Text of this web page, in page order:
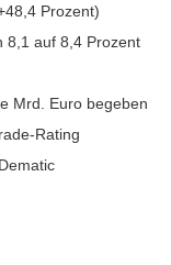
Prozent)
8,1 auf 8,4 Prozent
Mrd. Euro begeben
Rating